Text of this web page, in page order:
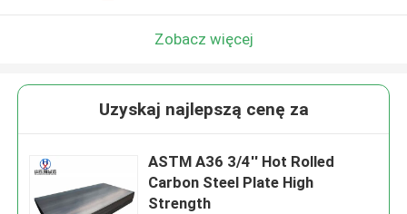
Zobacz więcej
Uzyskaj najlepszą cenę za
ASTM A36 3/4'' Hot Rolled
Carbon Steel Plate High
Strength